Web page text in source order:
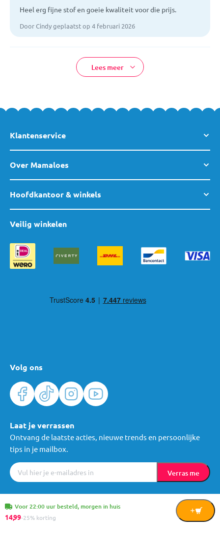
Heel erg fijne stof en goeie kwaliteit voor die prijs.
Door Cindy geplaatst op 4 februari 2026
Lees meer
Voor 22:00 uur besteld, morgen in huis
14,99-25% korting
In
Klantenservice
Over Mamaloes
Hoofdkantoor & winkels
Volg ons
Veilig winkelen
Laat je verrassen
Ontvang de laatste acties, nieuwe trends en persoonlijke
tips in je mailbox.
Verras me
Algemene voorwaarden Privacy © Mama Loes & Kids B.V.